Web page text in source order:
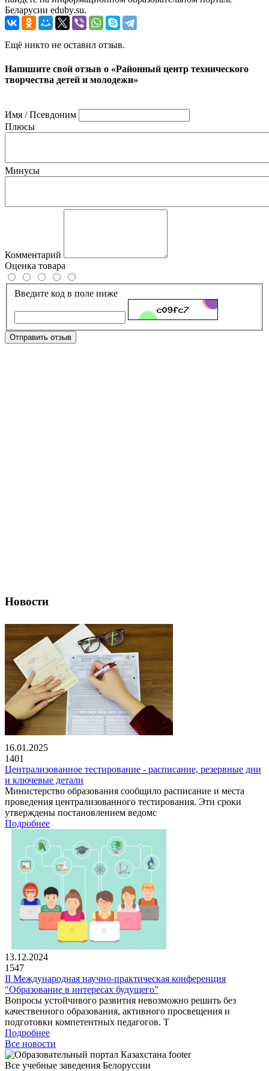
Беларусии eduby.su.
Ещё никто не оставил отзыв.
Напишите свой отзыв о «Районный центр технического
творчества детей и молодежи»
Имя / Псевдоним
Плюсы
Минусы
Комментарий
Оценка товара
Введите код в поле ниже
Отправить отзыв
Новости
16.01.2025
1401
Централизованное тестирование - расписание, резервные дни
и ключевые детали
Министерство образования сообщило расписание и места
проведения централизованного тестирования. Эти сроки
утверждены постановлением ведомс
Подробнее
13.12.2024
1547
II Международная научно-практическая конференция
"Образование в интересах будущего"
Вопросы устойчивого развития невозможно решить без
качественного образования, активного просвещения и
подготовки компетентных педагогов. Т
Подробнее
Все новости
Все учебные заведения Белоруссии